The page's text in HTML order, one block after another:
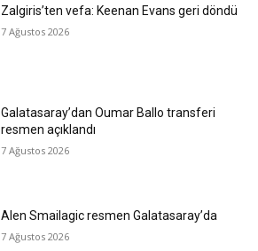
Zalgiris’ten vefa: Keenan Evans geri döndü
7 Ağustos 2026
Galatasaray’dan Oumar Ballo transferi
resmen açıklandı
7 Ağustos 2026
Alen Smailagic resmen Galatasaray’da
7 Ağustos 2026